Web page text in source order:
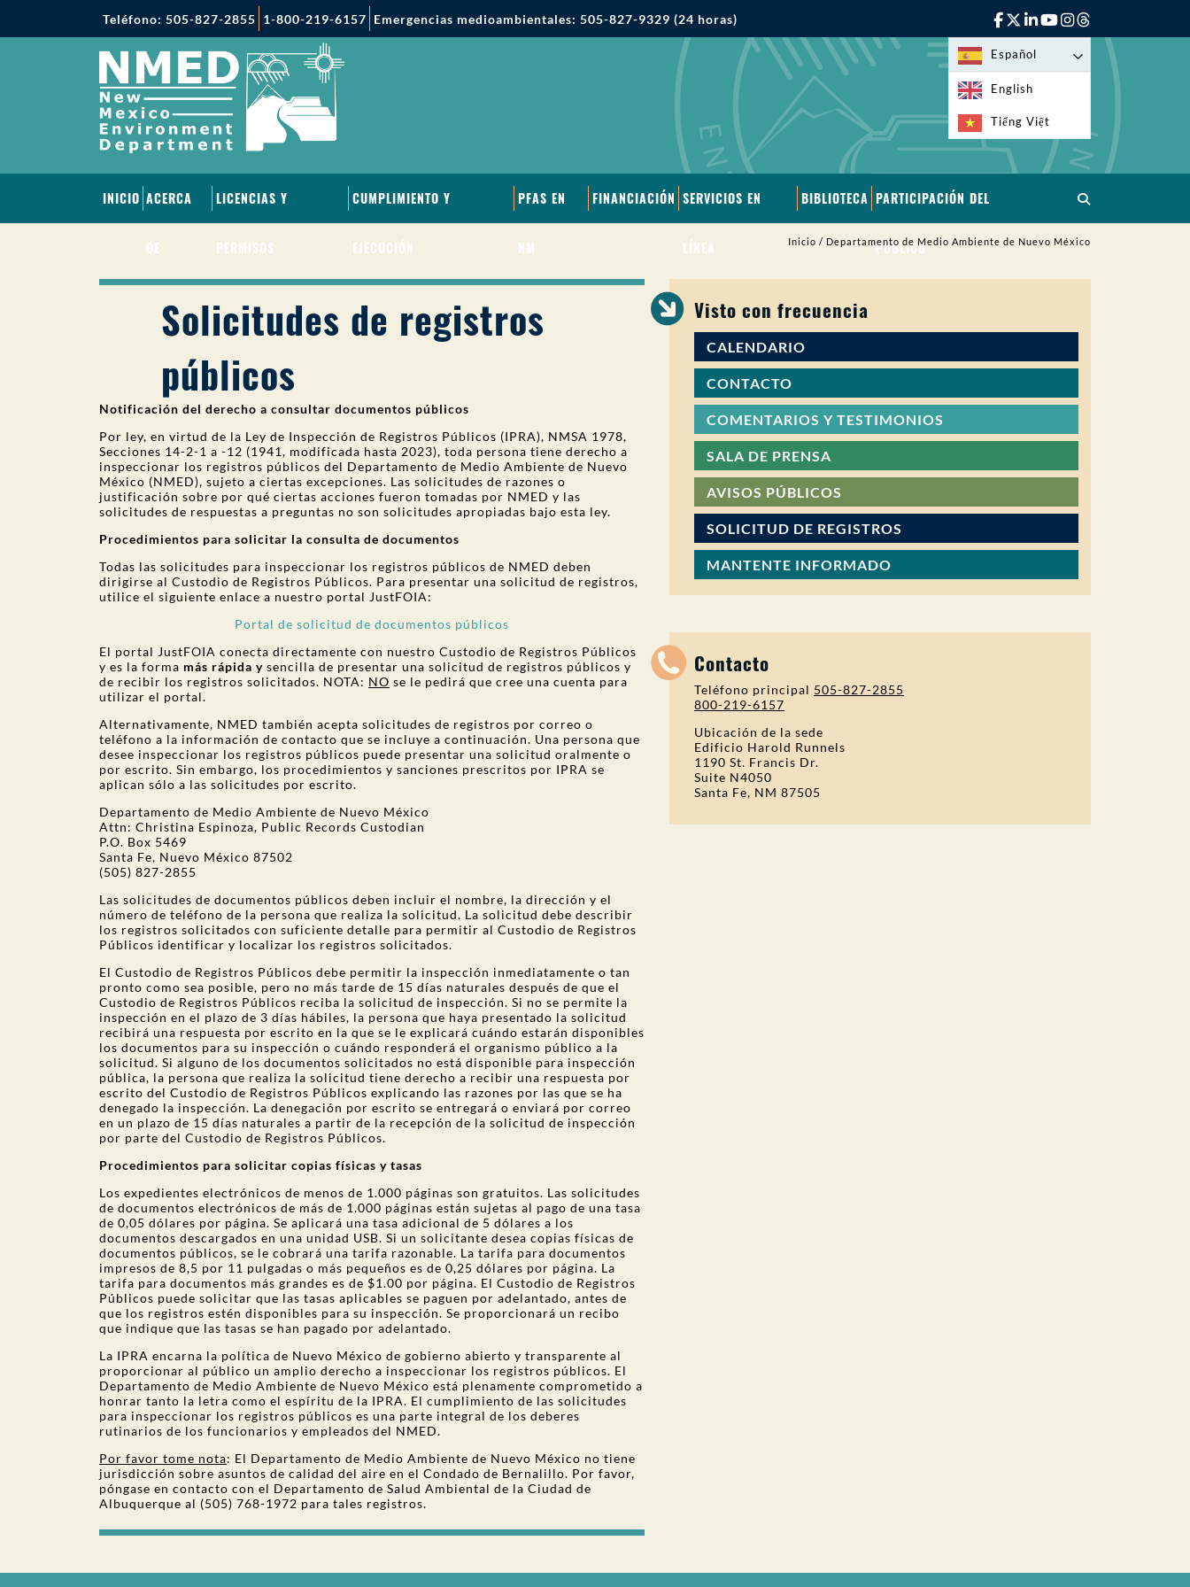
Teléfono: 505-827-2855 1-800-219-6157 Emergencias medioambientales: 505-827-9329 (24 horas)
Español
English
Tiếng Việt
INICIO ACERCA
DE
LICENCIAS Y
PERMISOS
CUMPLIMIENTO Y
EJECUCIÓN
PFAS EN
NM
FINANCIACIÓN SERVICIOS EN
LÍNEA
BIBLIOTECA PARTICIPACIÓN DEL
PÚBLICO
Inicio / Departamento de Medio Ambiente de Nuevo México
Solicitudes de registros
públicos
Notificación del derecho a consultar documentos públicos
Por ley, en virtud de la Ley de Inspección de Registros Públicos (IPRA), NMSA 1978,
Secciones 14-2-1 a -12 (1941, modificada hasta 2023), toda persona tiene derecho a
inspeccionar los registros públicos del Departamento de Medio Ambiente de Nuevo
México (NMED), sujeto a ciertas excepciones. Las solicitudes de razones o
justificación sobre por qué ciertas acciones fueron tomadas por NMED y las
solicitudes de respuestas a preguntas no son solicitudes apropiadas bajo esta ley.
Procedimientos para solicitar la consulta de documentos
Todas las solicitudes para inspeccionar los registros públicos de NMED deben
dirigirse al Custodio de Registros Públicos. Para presentar una solicitud de registros,
utilice el siguiente enlace a nuestro portal JustFOIA:
Portal de solicitud de documentos públicos
El portal JustFOIA conecta directamente con nuestro Custodio de Registros Públicos
y es la forma más rápida y sencilla de presentar una solicitud de registros públicos y
de recibir los registros solicitados. NOTA: NO se le pedirá que cree una cuenta para
utilizar el portal.
Alternativamente, NMED también acepta solicitudes de registros por correo o
teléfono a la información de contacto que se incluye a continuación. Una persona que
desee inspeccionar los registros públicos puede presentar una solicitud oralmente o
por escrito. Sin embargo, los procedimientos y sanciones prescritos por IPRA se
aplican sólo a las solicitudes por escrito.
Departamento de Medio Ambiente de Nuevo México
Attn: Christina Espinoza, Public Records Custodian
P.O. Box 5469
Santa Fe, Nuevo México 87502
(505) 827-2855
Las solicitudes de documentos públicos deben incluir el nombre, la dirección y el
número de teléfono de la persona que realiza la solicitud. La solicitud debe describir
los registros solicitados con suficiente detalle para permitir al Custodio de Registros
Públicos identificar y localizar los registros solicitados.
El Custodio de Registros Públicos debe permitir la inspección inmediatamente o tan
pronto como sea posible, pero no más tarde de 15 días naturales después de que el
Custodio de Registros Públicos reciba la solicitud de inspección. Si no se permite la
inspección en el plazo de 3 días hábiles, la persona que haya presentado la solicitud
recibirá una respuesta por escrito en la que se le explicará cuándo estarán disponibles
los documentos para su inspección o cuándo responderá el organismo público a la
solicitud. Si alguno de los documentos solicitados no está disponible para inspección
pública, la persona que realiza la solicitud tiene derecho a recibir una respuesta por
escrito del Custodio de Registros Públicos explicando las razones por las que se ha
denegado la inspección. La denegación por escrito se entregará o enviará por correo
en un plazo de 15 días naturales a partir de la recepción de la solicitud de inspección
por parte del Custodio de Registros Públicos.
Procedimientos para solicitar copias físicas y tasas
Los expedientes electrónicos de menos de 1.000 páginas son gratuitos. Las solicitudes
de documentos electrónicos de más de 1.000 páginas están sujetas al pago de una tasa
de 0,05 dólares por página. Se aplicará una tasa adicional de 5 dólares a los
documentos descargados en una unidad USB. Si un solicitante desea copias físicas de
documentos públicos, se le cobrará una tarifa razonable. La tarifa para documentos
impresos de 8,5 por 11 pulgadas o más pequeños es de 0,25 dólares por página. La
tarifa para documentos más grandes es de $1.00 por página. El Custodio de Registros
Públicos puede solicitar que las tasas aplicables se paguen por adelantado, antes de
que los registros estén disponibles para su inspección. Se proporcionará un recibo
que indique que las tasas se han pagado por adelantado.
La IPRA encarna la política de Nuevo México de gobierno abierto y transparente al
proporcionar al público un amplio derecho a inspeccionar los registros públicos. El
Departamento de Medio Ambiente de Nuevo México está plenamente comprometido a
honrar tanto la letra como el espíritu de la IPRA. El cumplimiento de las solicitudes
para inspeccionar los registros públicos es una parte integral de los deberes
rutinarios de los funcionarios y empleados del NMED.
Por favor tome nota: El Departamento de Medio Ambiente de Nuevo México no tiene
jurisdicción sobre asuntos de calidad del aire en el Condado de Bernalillo. Por favor,
póngase en contacto con el Departamento de Salud Ambiental de la Ciudad de
Albuquerque al (505) 768-1972 para tales registros.
Visto con frecuencia
CALENDARIO
CONTACTO
COMENTARIOS Y TESTIMONIOS
SALA DE PRENSA
AVISOS PÚBLICOS
SOLICITUD DE REGISTROS
MANTENTE INFORMADO
Contacto
Teléfono principal 505-827-2855
800-219-6157
Ubicación de la sede
Edificio Harold Runnels
1190 St. Francis Dr.
Suite N4050
Santa Fe, NM 87505